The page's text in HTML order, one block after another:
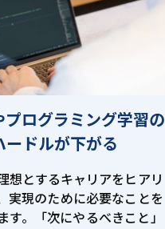
プログラミング学習の
ードルが下がる
想とするキャリアをヒアリ
実現のために必要なことを
す。「次にやるべきこと」